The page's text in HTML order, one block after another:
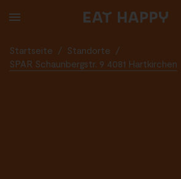
TO
Startseite / Standorte
/
SPAR Schaunbergstr. 9 4081 Hartkirchen